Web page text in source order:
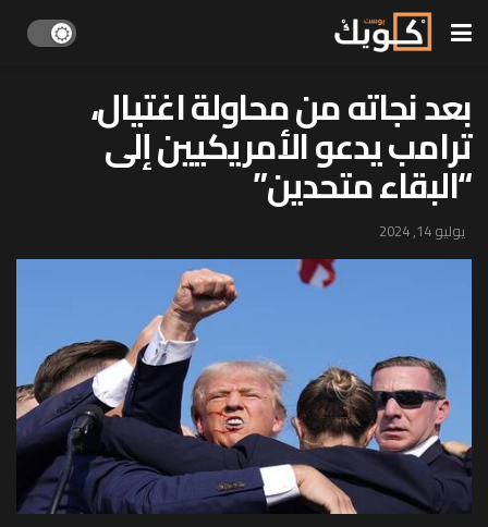
بعد نجاته من محاولة اغتيال،
ترامب يدعو الأمريكيين إلى
“البقاء متحدين”
يوليو 14, 2024